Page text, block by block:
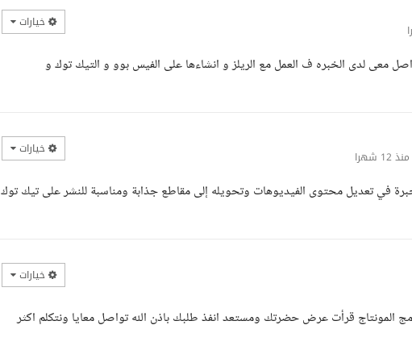
خيارات
معى لدى الخبره ف العمل مع الريلز و انشاءها على الفيس بوو و التيك توك و
منذ 12 شهرا خيارات
في تعديل محتوى الفيديوهات وتحويله إلى مقاطع جذابة ومناسبة للنشر على تيك توك
خيارات
المونتاج قرأت عرض حضرتك ومستعد انفذ طلبك باذن الله تواصل معايا ونتكلم اكثر